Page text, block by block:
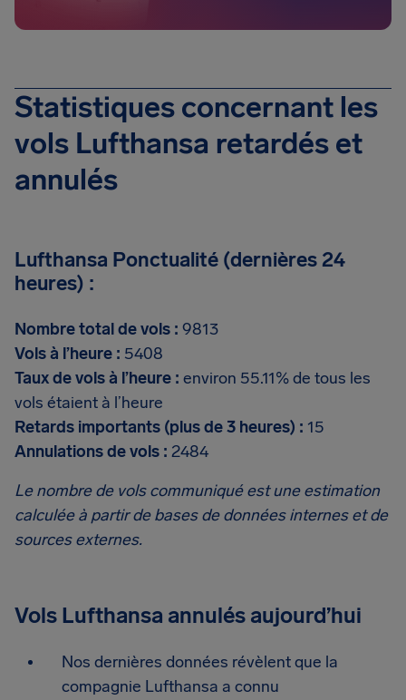
Statistiques concernant les
vols Lufthansa retardés et
annulés
Lufthansa Ponctualité (dernières 24
heures) :
Nombre total de vols : 9813
Vols à l’heure : 5408
Taux de vols à l’heure : environ 55.11% de tous les
vols étaient à l’heure
Retards importants (plus de 3 heures) : 15
Annulations de vols : 2484
Le nombre de vols communiqué est une estimation
calculée à partir de bases de données internes et de
sources externes.
Vols Lufthansa annulés aujourd’hui
Nos dernières données révèlent que la
compagnie Lufthansa a connu